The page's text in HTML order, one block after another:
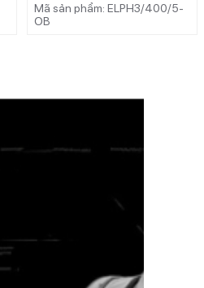
Mã sản phẩm: ELPH3/400/5-
OB